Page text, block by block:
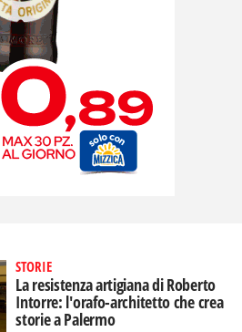
STORIE
La resistenza artigiana di Roberto
Intorre: l'orafo-architetto che crea
storie a Palermo